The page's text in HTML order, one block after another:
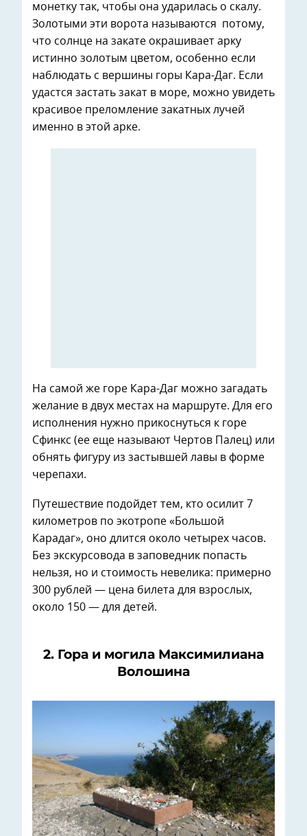
монетку так, чтобы она ударилась о скалу.
Золотыми эти ворота называются потому,
что солнце на закате окрашивает арку
истинно золотым цветом, особенно если
наблюдать с вершины горы Кара-Даг. Если
удастся застать закат в море, можно увидеть
красивое преломление закатных лучей
именно в этой арке.
На самой же горе Кара-Даг можно загадать
желание в двух местах на маршруте. Для его
исполнения нужно прикоснуться к горе
Сфинкс (ее еще называют Чертов Палец) или
обнять фигуру из застывшей лавы в форме
черепахи.
Путешествие подойдет тем, кто осилит 7
километров по экотропе «Большой
Карадаг», оно длится около четырех часов.
Без экскурсовода в заповедник попасть
нельзя, но и стоимость невелика: примерно
300 рублей — цена билета для взрослых,
около 150 — для детей.
2. Гора и могила Максимилиана
Волошина